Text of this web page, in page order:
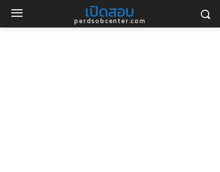
เปิดสอบ
perdsobcenter.com